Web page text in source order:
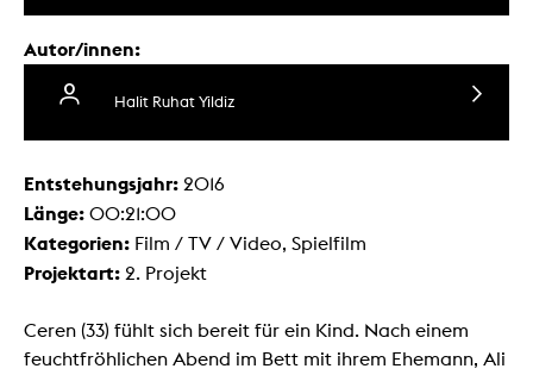
Autor/innen:
Halit Ruhat Yildiz
Entstehungsjahr: 2016
Länge: 00:21:00
Kategorien: Film / TV / Video, Spielfilm
Projektart: 2. Projekt
Ceren (33) fühlt sich bereit für ein Kind. Nach einem
feuchtfröhlichen Abend im Bett mit ihrem Ehemann, Ali